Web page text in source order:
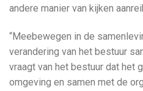
andere manier van kijken
“Meebewegen in de
verandering van het bestuur
vraagt van het bestuur dat het
omgeving en samen met de